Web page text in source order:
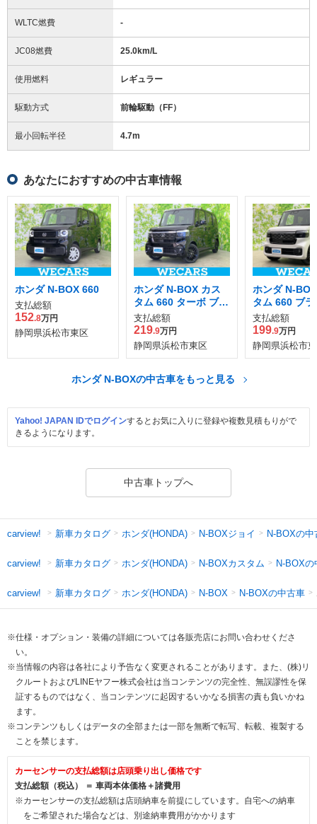
WLTC燃費 -
JC08燃費 25.0km/L
使用燃料 レギュラー
駆動方式 前輪駆動（FF）
最小回転半径 4.7m
あなたにおすすめの中古車情報
ホンダ N-BOX 660
支払総額
152.8万円
静岡県浜松市東区
ホンダ N-BOX カス
タム 660 ターボ ブラ
ック スタイル
支払総額
219.9万円
静岡県浜松市東区
ホンダ N-
タム 660 ブ
タイル
支払総額
199.9万円
静岡県浜松市
ホンダ N-BOXの中古車をもっと見る
Yahoo! JAPAN IDでログインするとお気に入りに登録や複数見積もりがで
きるようになります。
中古車トップへ
carview! 新車カタログ ホンダ(HONDA) N-BOXジョイ N-BOXの中
carview! 新車カタログ ホンダ(HONDA) N-BOXカスタム N-BOXの
carview! 新車カタログ ホンダ(HONDA) N-BOX N-BOXの中古車
※仕様・オプション・装備の詳細については各販売店にお問い合わせくださ
い。
※当情報の内容は各社により予告なく変更されることがあります。また、(株)リ
クルートおよびLINEヤフー株式会社は当コンテンツの完全性、無誤謬性を保
証するものではなく、当コンテンツに起因するいかなる損害の責も負いかね
ます。
※コンテンツもしくはデータの全部または一部を無断で転写、転載、複製する
ことを禁じます。
カーセンサーの支払総額は店頭乗り出し価格です
支払総額（税込） ＝ 車両本体価格＋諸費用
※カーセンサーの支払総額は店頭納車を前提にしています。自宅への納車
をご希望された場合などは、別途納車費用がかかります